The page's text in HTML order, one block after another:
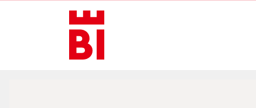
In­
halt
an­
sprin­
Menü
an­
sprin­
gen
Suche
an­
sprin­
gen